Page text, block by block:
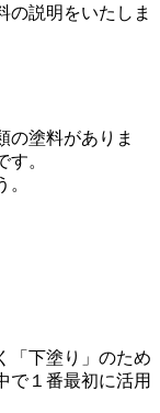
の説明をいたしま
の塗料がありま
。
「下塗り」のため
で１番最初に活用